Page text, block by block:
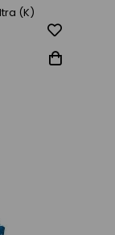
(K)